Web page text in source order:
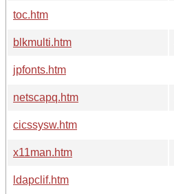
toc.htm
blkmulti.htm
jpfonts.htm
netscapq.htm
cicssysw.htm
x11man.htm
ldapclif.htm